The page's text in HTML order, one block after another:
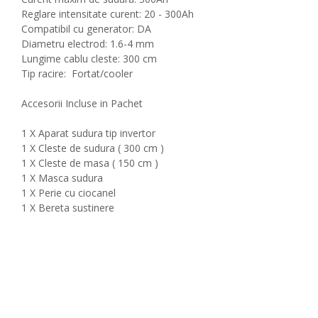
Reglare intensitate curent: 20 - 300Ah
Compatibil cu generator: DA
Diametru electrod: 1.6-4 mm
Lungime cablu cleste: 300 cm
Tip racire: Fortat/cooler
Accesorii Incluse in Pachet
1 X Aparat sudura tip invertor
1 X Cleste de sudura ( 300 cm )
1 X Cleste de masa ( 150 cm )
1 X Masca sudura
1 X Perie cu ciocanel
1 X Bereta sustinere